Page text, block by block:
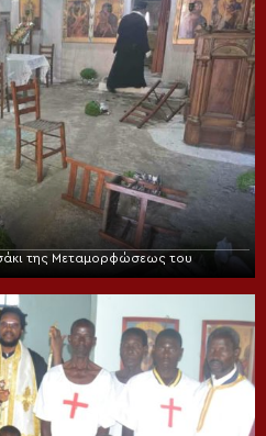
της Μεταμορφώσεως του